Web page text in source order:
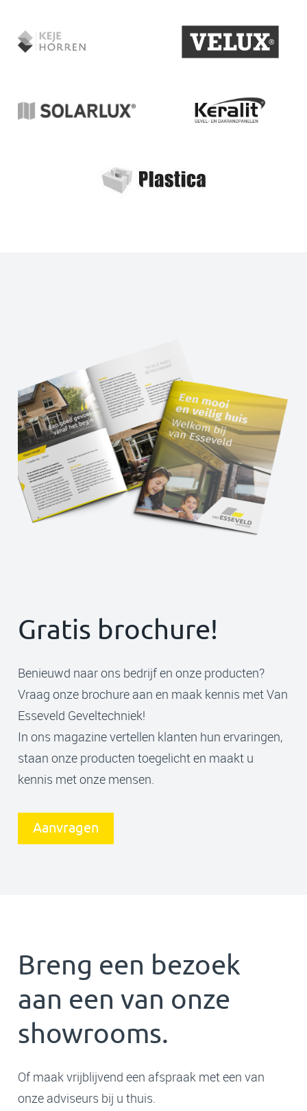
Gratis brochure!
Benieuwd naar ons bedrijf en onze producten?
Vraag onze brochure aan en maak kennis met Van
Esseveld Geveltechniek!
In ons magazine vertellen klanten hun ervaringen,
staan onze producten toegelicht en maakt u
kennis met onze mensen.
Aanvragen
Breng een bezoek
aan een van onze
showrooms.
Of maak vrijblijvend een afspraak met een van
onze adviseurs bij u thuis.